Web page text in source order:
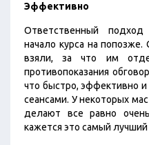
Эффективно
Ответственный
начало курса на попозже.
взяли, за что им
противопоказания
что быстро, эффективно
сеансами. У некоторых
делают все равно
кажется это самый лучший